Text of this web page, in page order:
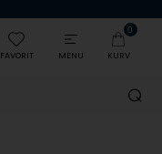
FAVORIT MENU
0
KURV